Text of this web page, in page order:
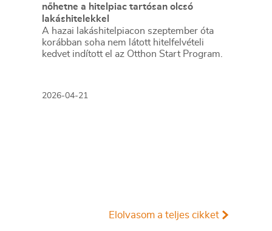
nőhetne a hitelpiac tartósan olcsó
lakáshitelekkel
A hazai lakáshitelpiacon szeptember óta
korábban soha nem látott hitelfelvételi
kedvet indított el az Otthon Start Program.
2026-04-21
Elolvasom a teljes cikket